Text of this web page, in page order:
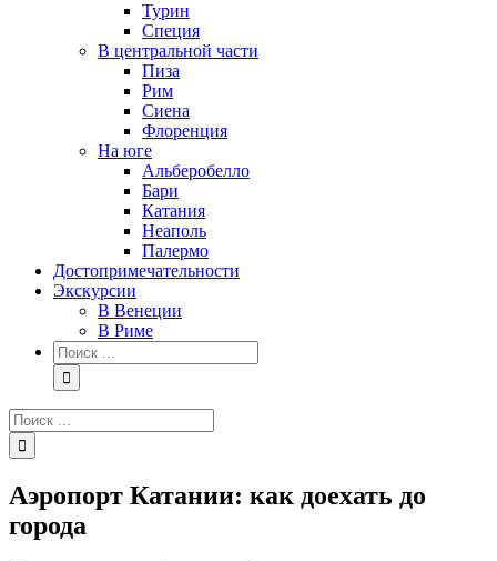
Турин
Специя
В центральной части
Пиза
Рим
Сиена
Флоренция
На юге
Альберобелло
Бари
Катания
Неаполь
Палермо
Достопримечательности
Экскурсии
В Венеции
В Риме
Результат
поиска:
Результат
поиска:
Аэропорт Катании: как доехать до
города